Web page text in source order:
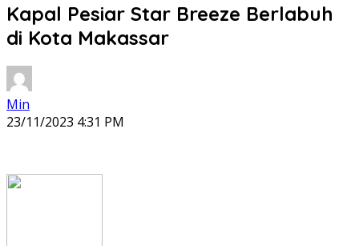
Kapal Pesiar Star Breeze Berlabuh
di Kota Makassar
Min
23/11/2023 4:31 PM